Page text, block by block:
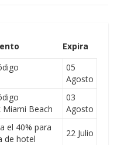
Expira
05
Agosto
Beach
03
Agosto
el 40% para
de hotel
22 Julio